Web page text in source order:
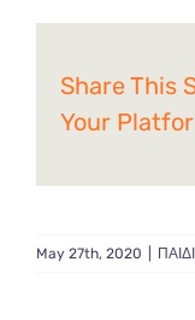
Share This
Your
May 27th, 2020 ΠΑΙΔΙ